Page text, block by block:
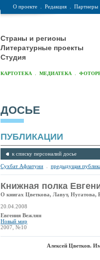
О проекте Редакция Партнеры
Страны и регионы
Литературные проекты
Студия
КАРТОТЕКА МЕДИАТЕКА
ДОСЬЕ
ПУБЛИКАЦИИ
к списку персоналий досье
Сухбат Афлатуни предыдущая
Книжная полка
О книгах Цветкова, Лавут,
20.04.2008
Евгения Вежлян
Новый мир
2007, №10
Алексей Цветков.